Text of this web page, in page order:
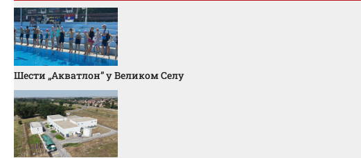
Шести „Акватлон” у Великом Селу